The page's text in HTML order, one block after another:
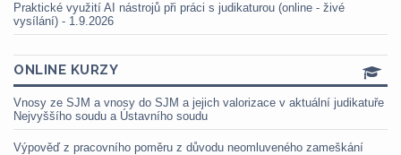
Praktické využití AI nástrojů při práci s judikaturou (online - živé
vysílání) - 1.9.2026
ONLINE KURZY
Vnosy ze SJM a vnosy do SJM a jejich valorizace v aktuální judikatuře
Nejvyššího soudu a Ústavního soudu
Výpověď z pracovního poměru z důvodu neomluveného zameškání